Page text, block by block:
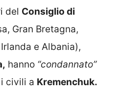
del Consiglio di
Gran Bretagna,
e Albania),
hanno “condannato”
civili a Kremenchuk.